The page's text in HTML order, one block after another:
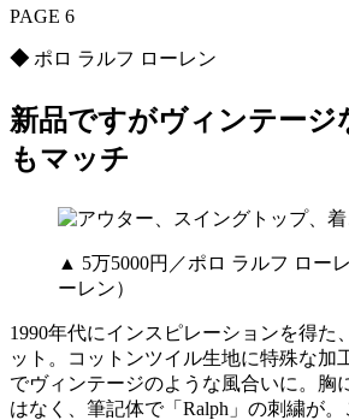
PAGE 6
◆ ポロ ラルフ ローレン
新品ですがヴィンテージ
もマッチ
▲ 5万5000円／ポロ ラルフ ロー
ーレン）
1990年代にインスピレーションを得た
ット。コットンツイル生地に特殊な加
でヴィンテージのような風合いに。胸
はなく、筆記体で「Ralph」の刺繍が